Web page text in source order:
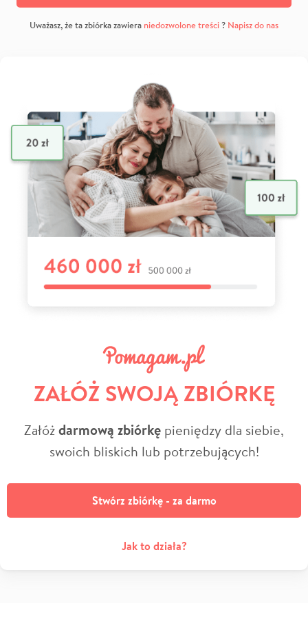
Uważasz, że ta zbiórka zawiera niedozwolone treści? Napisz do nas
ZAŁÓŻ SWOJĄ ZBIÓRKĘ
Załóżdarmową zbiórkę pieniędzy dla siebie,
swoich bliskich lub potrzebujących!
Stwórz zbiórkę - za darmo
Jak to działa?